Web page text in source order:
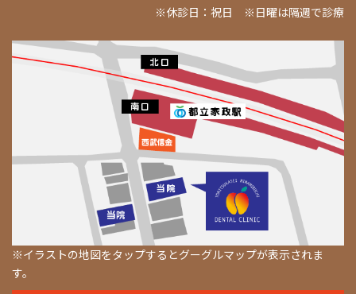
※休診日：祝日 ※日曜は隔週で診療
※イラストの地図をタップするとグーグルマップが表示されま
す。